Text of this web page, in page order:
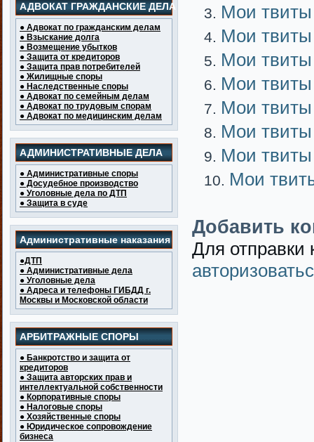
АДВОКАТ ГРАЖДАНСКИЕ ДЕЛА
● Адвокат по гражданским делам
● Взыскание долга
● Возмещение убытков
● Защита от кредиторов
● Защита прав потребителей
● Жилищные споры
● Наследственные споры
● Адвокат по семейным делам
● Адвокат по трудовым спорам
● Адвокат по медицинским делам
АДМИНИСТРАТИВНЫЕ ДЕЛА
● Административные споры
● Досудебное производство
● Уголовные дела по ДТП
● Защита в суде
Административные наказания
●ДТП
● Административные дела
● Уголовные дела
● Адреса и телефоны ГИБДД г.
Москвы и Московской области
АРБИТРАЖНЫЕ СПОРЫ
● Банкротство и защита от
кредиторов
● Защита авторских прав и
интеллектуальной собственности
● Корпоративные споры
● Налоговые споры
● Хозяйственные споры
● Юридическое сопровождение
бизнеса
Мои твиты
Мои твиты
Мои твиты
Мои твиты
Мои твиты
Мои твиты
Мои твиты
Мои
Добавить
Для отправки